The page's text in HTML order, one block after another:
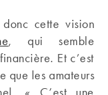
cette vision
, qui semble
Et c’est
que les amateurs